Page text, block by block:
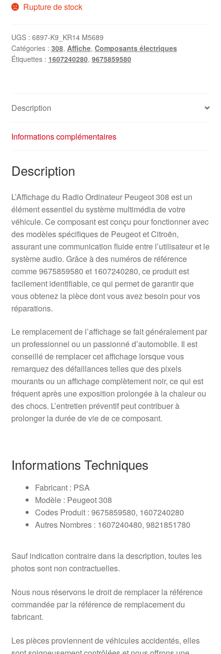
Rupture de stock
UGS : 6897-K9_KR14 M5689
Catégories : 308, Affiche, Composants électriques
Étiquettes : 1607240280, 9675859580
Description
Informations complémentaires
Description
L’Affichage du Radio Ordinateur Peugeot 308 est un
élément essentiel du système multimédia de votre
véhicule. Ce composant est conçu pour fonctionner avec
des modèles spécifiques de Peugeot et Citroën,
assurant une communication fluide entre l’utilisateur et le
système audio. Grâce à des numéros de référence
comme 9675859580 et 1607240280, ce produit est
facilement identifiable, ce qui permet de garantir que
vous obtenez la pièce dont vous avez besoin pour vos
réparations.
Le remplacement de l’affichage se fait généralement par
un professionnel ou un passionné d’automobile. Il est
conseillé de remplacer cet affichage lorsque vous
remarquez des défaillances telles que des pixels
mourants ou un affichage complètement noir, ce qui est
fréquent après une exposition prolongée à la chaleur ou
des chocs. L’entretien préventif peut contribuer à
prolonger la durée de vie de ce composant.
Informations Techniques
Fabricant : PSA
Modèle : Peugeot 308
Codes Produit : 9675859580, 1607240280
Autres Nombres : 1607240480, 9821851780
Sauf indication contraire dans la description, toutes les
photos sont non contractuelles.
Nous nous réservons le droit de remplacer la référence
commandée par la référence de remplacement du
fabricant.
Les pièces proviennent de véhicules accidentés, elles